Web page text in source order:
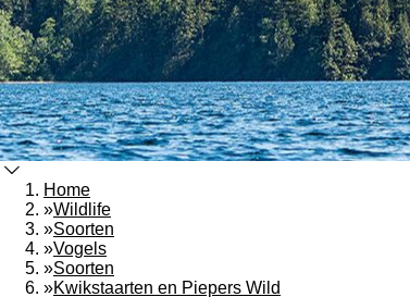
Home
»Wildlife
»Soorten
»Vogels
»Soorten
»Kwikstaarten en Piepers Wild